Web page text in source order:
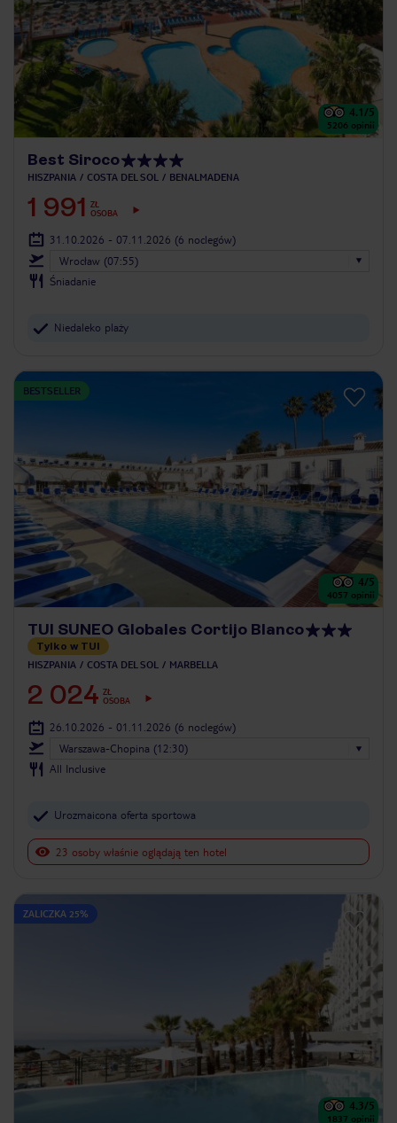
4.1/5
5206 opinii
Best Siroco
HISZPANIA COSTA DEL SOL BENALMADENA
1 991
ZŁ
OSOBA
31.10.2026 - 07.11.2026 (6 noclegów)
Wrocław (07:55)
Śniadanie
Niedaleko plaży
BESTSELLER
4/5
4057 opinii
TUI SUNEO Globales Cortijo Blanco
Tylko w TUI
HISZPANIA COSTA DEL SOL MARBELLA
2 024 ZŁ
OSOBA
26.10.2026 - 01.11.2026 (6 noclegów)
Warszawa-Chopina (12:30)
All Inclusive
Urozmaicona oferta sportowa
23 osoby właśnie oglądają ten hotel
ZALICZKA 25%
4.3/5
1837 opinii